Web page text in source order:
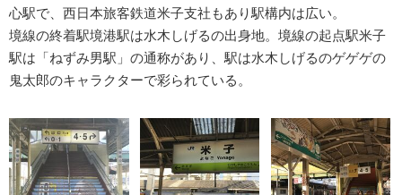
心駅で、西日本旅客鉄道米子支社もあり駅構内は広い。
境線の終着駅境港駅は水木しげるの出身地。境線の起点駅米子
駅は「ねずみ男駅」の通称があり、駅は水木しげるのゲゲゲの
鬼太郎のキャラクターで彩られている。